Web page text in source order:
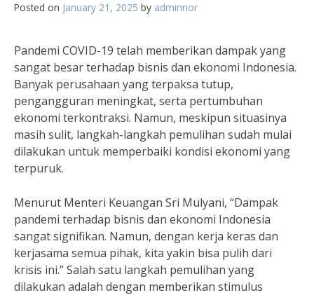
Posted on January 21, 2025 by adminnor
Pandemi COVID-19 telah memberikan dampak yang
sangat besar terhadap bisnis dan ekonomi Indonesia.
Banyak perusahaan yang terpaksa tutup,
pengangguran meningkat, serta pertumbuhan
ekonomi terkontraksi. Namun, meskipun situasinya
masih sulit, langkah-langkah pemulihan sudah mulai
dilakukan untuk memperbaiki kondisi ekonomi yang
terpuruk.
Menurut Menteri Keuangan Sri Mulyani, “Dampak
pandemi terhadap bisnis dan ekonomi Indonesia
sangat signifikan. Namun, dengan kerja keras dan
kerjasama semua pihak, kita yakin bisa pulih dari
krisis ini.” Salah satu langkah pemulihan yang
dilakukan adalah dengan memberikan stimulus